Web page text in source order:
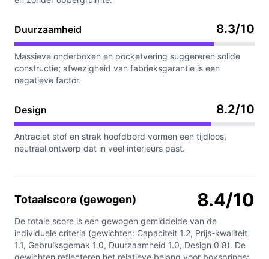
Duurzaamheid 8.3/10
Massieve onderboxen en pocketvering suggereren solide
constructie; afwezigheid van fabrieksgarantie is een
negatieve factor.
Design 8.2/10
Antraciet stof en strak hoofdbord vormen een tijdloos,
neutraal ontwerp dat in veel interieurs past.
Totaalscore (gewogen) 8.4/10
De totale score is een gewogen gemiddelde van de
individuele criteria (gewichten: Capaciteit 1.2, Prijs-kwaliteit
1.1, Gebruiksgemak 1.0, Duurzaamheid 1.0, Design 0.8). De
gewichten reflecteren het relatieve belang voor boxsprings;